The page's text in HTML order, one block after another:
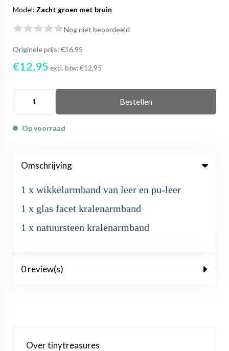
Model: Zacht groen met bruin
Nog niet beoordeeld
Originele prijs: €16,95
€12,95 excl. btw:€12,95
Bestellen
Op voorraad
Omschrijving
1 x wikkelarmband van leer en pu-leer
1 x glas facet kralenarmband
1 x natuursteen kralenarmband
0 review(s)
Over tinytreasures